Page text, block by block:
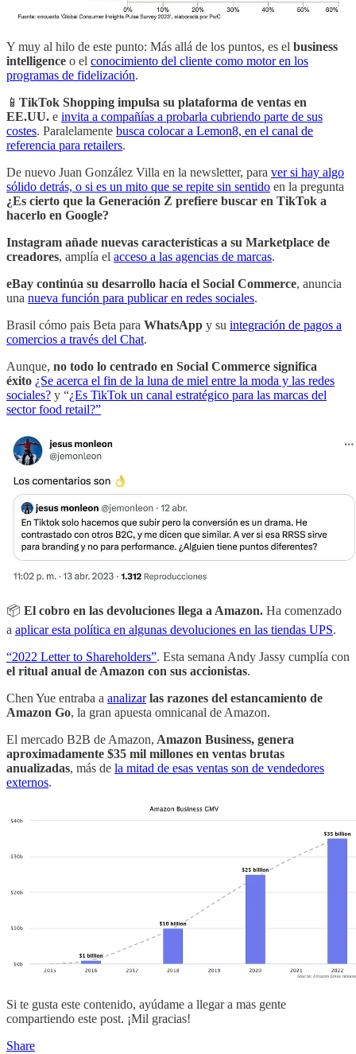
Y muy al hilo de este punto: Más allá de los puntos, es el business
intelligence o el conocimiento del cliente como motor en los
programas de fidelización.
📱 TikTok Shopping impulsa su plataforma de ventas en
EE.UU. e invita a compañías a probarla cubriendo parte de sus
costes. Paralelamente busca colocar a Lemon8, en el canal de
referencia para retailers.
De nuevo Juan González Villa en la newsletter, para ver si hay algo
sólido detrás, o si es un mito que se repite sin sentido en la pregunta
¿Es cierto que la Generación Z prefiere buscar en TikTok a
hacerlo en Google?
Instagram añade nuevas características a su Marketplace de
creadores, amplía el acceso a las agencias de marcas.
eBay continúa su desarrollo hacía el Social Commerce, anuncia
una nueva función para publicar en redes sociales.
Brasil cómo pais Beta para WhatsApp y su integración de pagos a
comercios a través del Chat.
Aunque, no todo lo centrado en Social Commerce significa
éxito ¿Se acerca el fin de la luna de miel entre la moda y las redes
sociales? y “¿Es TikTok un canal estratégico para las marcas del
sector food retail?”
📦 El cobro en las devoluciones llega a Amazon. Ha comenzado
a aplicar esta política en algunas devoluciones en las tiendas UPS.
“2022 Letter to Shareholders”. Esta semana Andy Jassy cumplía con
el ritual anual de Amazon con sus accionistas.
Chen Yue entraba a analizar las razones del estancamiento de
Amazon Go, la gran apuesta omnicanal de Amazon.
El mercado B2B de Amazon, Amazon Business, genera
aproximadamente $35 mil millones en ventas brutas
anualizadas, más de la mitad de esas ventas son de vendedores
externos.
Si te gusta este contenido, ayúdame a llegar a mas gente
compartiendo este post. ¡Mil gracias!
Share